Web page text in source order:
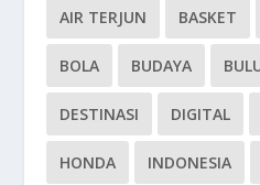
AIR TERJUN BASKET
BOLA BUDAYA
DESTINASI DIGITAL
HONDA INDONESIA